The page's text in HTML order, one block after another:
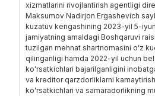
xizmatlarini rivojlantirish agentligi
Maksumov Nadirjon Ergashevich
kuzatuv kengashining 2023-yil 5-
jamiyatning amaldagi Boshqaruvi
tuzilgan mehnat shartnomasini oʻz
qilinganligi hamda 2022-yil uchun
koʻrsatkichlari bajarilganligini
va kreditor qarzdorliklarni
koʻrsatkichlari va samaradorlikning